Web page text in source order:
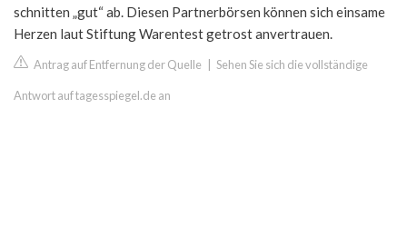
schnitten „gut“ ab. Diesen Partnerbörsen können sich einsame
Herzen laut Stiftung Warentest getrost anvertrauen.
Antrag auf Entfernung der Quelle Sehen Sie sich die vollständige
Antwort auf tagesspiegel.de an